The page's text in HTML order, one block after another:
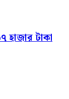
হাজার টাকা